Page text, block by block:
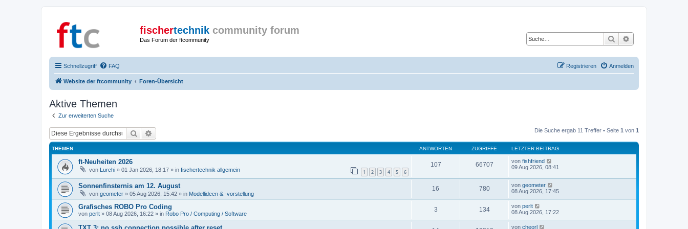
fischertechnik community forum
Das Forum der ftcommunity Suche
Schnellzugriff FAQ Anmelden
Registrieren
Website der ftcommunity Foren-Übersicht
Aktive Themen
Zur erweiterten Suche
Suche Die Suche ergab 11 Treffer • Seite 1 von 1
THEMEN ANTWORTEN ZUGRIFFE LETZTER BEITRAG
ft-Neuheiten 2026
von Lurchi » 01 Jan 2026, 18:17 » in fischertechnik allgemein 1 2 3 4 5 6
107 66707 von fishfriend
09 Aug 2026, 08:41
Sonnenfinsternis am 12. August
von geometer » 05 Aug 2026, 15:42 » in Modellideen & -vorstellung
16 780 von geometer
08 Aug 2026, 17:45
Grafisches ROBO Pro Coding
von perlt » 08 Aug 2026, 16:22 » in Robo Pro / Computing / Software
3 134 von perlt
08 Aug 2026, 17:22
von cheorl